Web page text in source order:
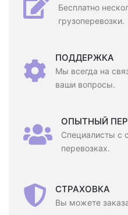
Бесплатно
грузоперевозки.
ПОДДЕРЖКА
Мы всегда на
ваши вопросы.
ОПЫТНЫЙ
Специалисты с
перевозках.
СТРАХОВКА
Вы можете